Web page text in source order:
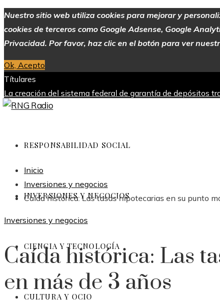
Nuestro sitio web utiliza cookies para mejorar y
cookies de terceros como Google Adsense, Google
Privacidad. Por favor, haz clic en el botón para ver
Ok, Acepto
Títulares
La creación del sistema federal de garantía de depósitos
industriaAlimentos con alto contenido de vitamina C para
RESPONSABILIDAD SOCIAL
INVERSIONES Y NEGOCIOS
CIENCIA Y TECNOLOGÍA
CULTURA Y OCIO
Inicio
Inversiones y negocios
Caída histórica: Las tasas hipotecarias en su punto
Inversiones y negocios
Caída histórica: Las
en más de 3 años